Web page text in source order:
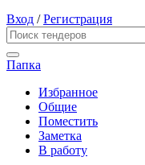
Вход /Регистрация
Папка
Избранное
Общие
Поместить
Заметка
В работу